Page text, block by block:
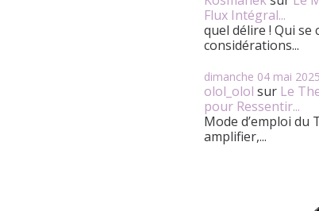
Flux Intégral...
quel délire ! Qui se
considérations...
dimanche 04 mai 2025
olol_olol sur Le
pour Ressentir...
Mode d’emploi du
amplifier,...